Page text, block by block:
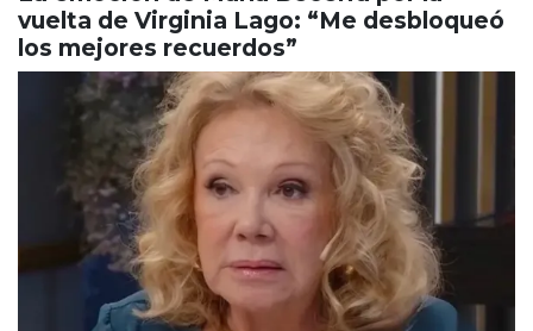
vuelta de Virginia Lago: “Me desbloqueó
los mejores recuerdos”